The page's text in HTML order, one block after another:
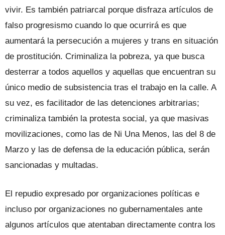
vivir. Es también patriarcal porque disfraza artículos de
falso progresismo cuando lo que ocurrirá es que
aumentará la persecución a mujeres y trans en situación
de prostitución. Criminaliza la pobreza, ya que busca
desterrar a todos aquellos y aquellas que encuentran su
único medio de subsistencia tras el trabajo en la calle. A
su vez, es facilitador de las detenciones arbitrarias;
criminaliza también la protesta social, ya que masivas
movilizaciones, como las de Ni Una Menos, las del 8 de
Marzo y las de defensa de la educación pública, serán
sancionadas y multadas.
El repudio expresado por organizaciones políticas e
incluso por organizaciones no gubernamentales ante
algunos artículos que atentaban directamente contra los